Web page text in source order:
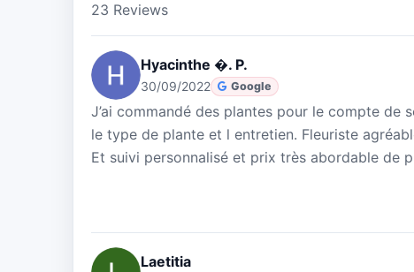
23 Reviews
Hyacinthe �. P.
30/09/2022 Google
J’ai commandé des plantes pour le compte de
le type de plante et l entretien. Fleuriste
Et suivi personnalisé et prix très abordable de
Laetitia